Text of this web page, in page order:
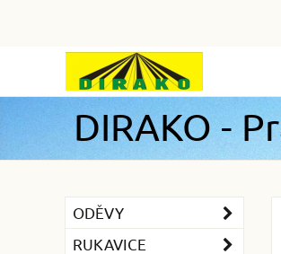
DIRAKO -
ODĚVY
RUKAVICE